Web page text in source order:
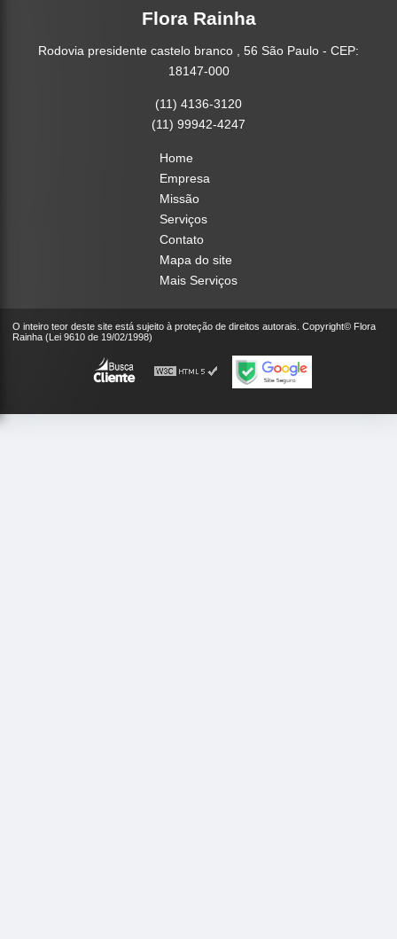
Flora Rainha
Rodovia presidente castelo branco , 56 São Paulo - CEP:
18147-000
(11) 4136-3120
(11) 99942-4247
Home
Empresa
Missão
Serviços
Contato
Mapa do site
Mais Serviços
O inteiro teor deste site está sujeito à proteção de direitos autorais. Copyright© Flora
Rainha (Lei 9610 de 19/02/1998)